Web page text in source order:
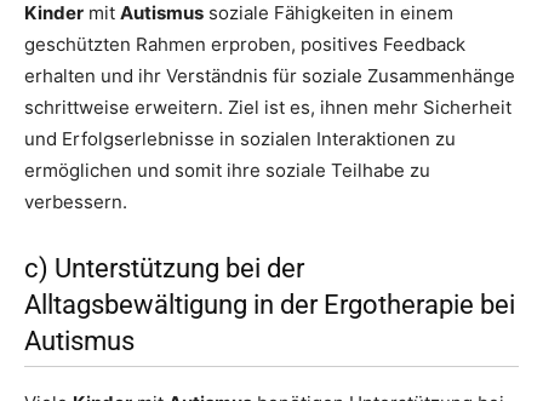
Kinder mit Autismus soziale Fähigkeiten in einem
geschützten Rahmen erproben, positives Feedback
erhalten und ihr Verständnis für soziale Zusammenhänge
schrittweise erweitern. Ziel ist es, ihnen mehr Sicherheit
und Erfolgserlebnisse in sozialen Interaktionen zu
ermöglichen und somit ihre soziale Teilhabe zu
verbessern.
c) Unterstützung bei der
Alltagsbewältigung in der Ergotherapie bei
Autismus